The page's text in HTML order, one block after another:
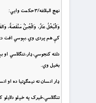
نهج البلاغه/٣ حکمت وايي:
وَالْبُخْلُ عَارٌ، وَالْجُبْنُ مَنْقَصَةٌ،
کې هم پردى وي.بېوسي افت
دلته کنجوسي،ډار،تنګلاسي
بخيل وي.
ډار انسان ته نيمګړتيا ده او
تنګلاسي،ځيرک په خپلو